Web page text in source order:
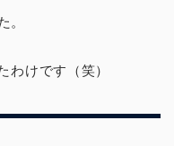
。
わけです（笑）